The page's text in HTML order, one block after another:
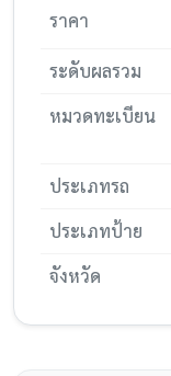
ราคา
ระดับผลรวม
หมวดทะเบียน
ประเภทรถ
ประเภทป้าย
จังหวัด